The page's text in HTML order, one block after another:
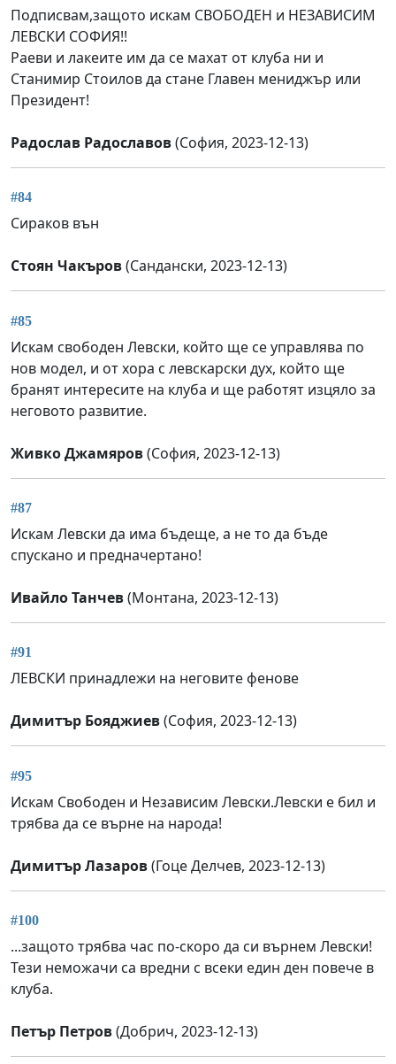
Подписвам,защото искам СВОБОДЕН и НЕЗАВИСИМ
ЛЕВСКИ СОФИЯ!!
Раеви и лакеите им да се махат от клуба ни и
Станимир Стоилов да стане Главен мениджър или
Президент!
Радослав Радославов(София, 2023-12-13)
#84
Сираков вън
Стоян Чакъров(Сандански, 2023-12-13)
#85
Искам свободен Левски, който ще се управлява по
нов модел, и от хора с левскарски дух, който ще
бранят интересите на клуба и ще работят изцяло за
неговото развитие.
Живко Джамяров(София, 2023-12-13)
#87
Искам Левски да има бъдеще, а не то да бъде
спускано и предначертано!
Ивайло Танчев(Монтана, 2023-12-13)
#91
ЛЕВСКИ принадлежи на неговите фенове
Димитър Бояджиев(София, 2023-12-13)
#95
Искам Свободен и Независим Левски.Левски е бил и
трябва да се върне на народа!
Димитър Лазаров(Гоце Делчев, 2023-12-13)
#100
...защото трябва час по-скоро да си върнем Левски!
Тези неможачи са вредни с всеки един ден повече в
клуба.
Петър Петров(Добрич, 2023-12-13)